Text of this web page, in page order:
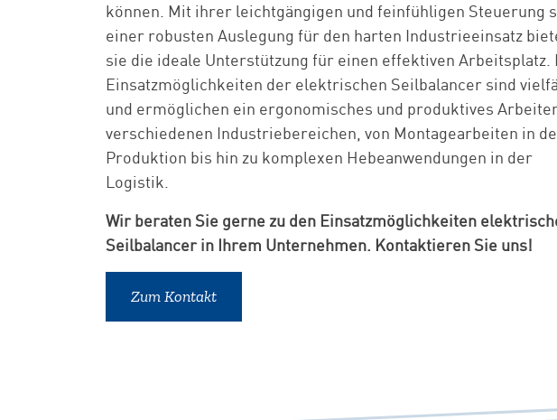
können. Mit ihrer leichtgängigen und feinfühligen Steuerung
einer robusten Auslegung für den harten Industrieeinsatz
sie die ideale Unterstützung für einen effektiven Arbeitsplatz.
Einsatzmöglichkeiten der elektrischen Seilbalancer sind
und ermöglichen ein ergonomisches und produktives
verschiedenen Industriebereichen, von Montagearbeiten in
Produktion bis hin zu komplexen Hebeanwendungen in der
Logistik.
Wir beraten Sie gerne zu den Einsatzmöglichkeiten
Seilbalancer in Ihrem Unternehmen. Kontaktieren Sie uns!
Zum Kontakt